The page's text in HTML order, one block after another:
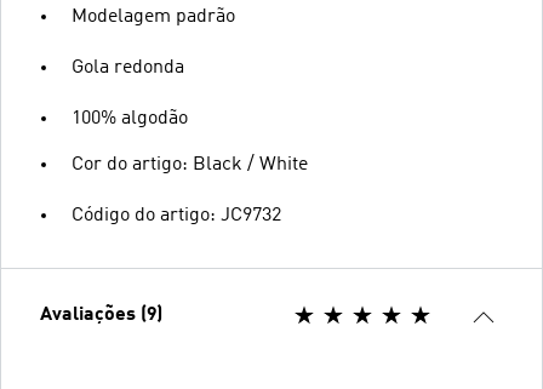
Modelagem padrão
Gola redonda
100% algodão
Cor do artigo: Black / White
Código do artigo: JC9732
Avaliações (9)